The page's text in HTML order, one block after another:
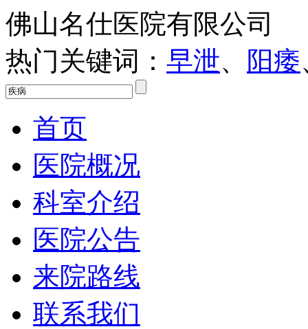
佛山名仕医院有限公司
热门关键词： 早泄、 阳痿
首页
医院概况
科室介绍
医院公告
来院路线
联系我们